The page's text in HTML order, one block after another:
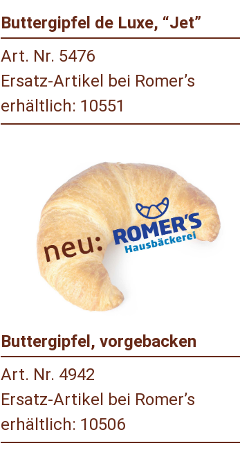
Buttergipfel de Luxe, “Jet”
Art. Nr. 5476
Ersatz-Artikel bei Romer’s
erhältlich: 10551
Buttergipfel, vorgebacken
Art. Nr. 4942
Ersatz-Artikel bei Romer’s
erhältlich: 10506